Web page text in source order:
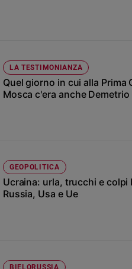
e
Creato
Volontariato
Caso
della
settimana
Migranti
LA TESTIMONIANZA
Quel giorno in cui alla Prima
Mosca c'era anche Demetrio
GEOPOLITICA
Ucraina: urla, trucchi e
Russia, Usa e Ue
BIELORUSSIA